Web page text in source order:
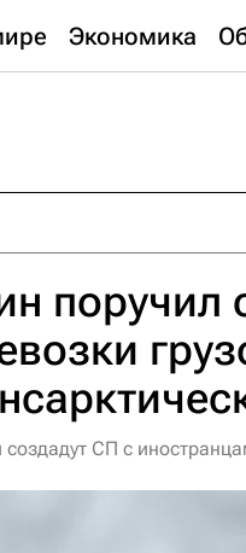
Экономика
поручил
создадут СП с